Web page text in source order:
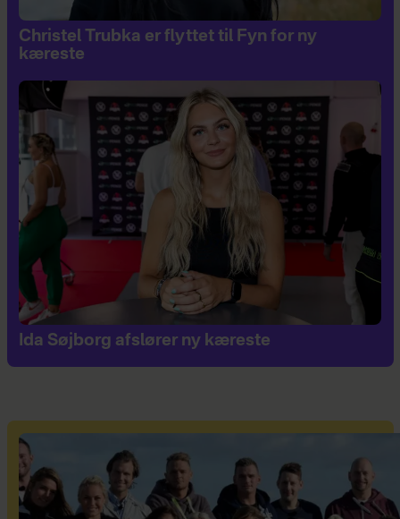
Christel Trubka er flyttet til Fyn for ny
kæreste
Ida Søjborg afslører ny kæreste